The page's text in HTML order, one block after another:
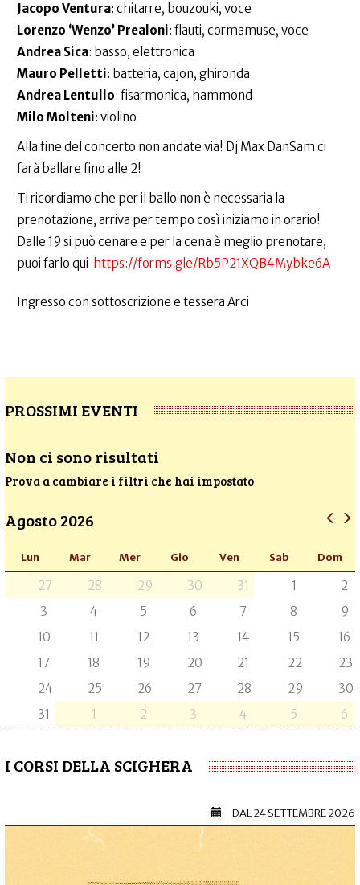
Jacopo Ventura: chitarre, bouzouki, voce
Lorenzo ‘Wenzo’ Prealoni: flauti, cormamuse, voce
Andrea Sica: basso, elettronica
Mauro Pelletti: batteria, cajon, ghironda
Andrea Lentullo: fisarmonica, hammond
Milo Molteni: violino
Alla fine del concerto non andate via! Dj Max DanSam ci
farà ballare fino alle 2!
Ti ricordiamo che per il ballo non è necessaria la
prenotazione, arriva per tempo così iniziamo in orario!
Dalle 19 si può cenare e per la cena è meglio prenotare,
puoi farlo qui https://forms.gle/Rb5P21XQB4Mybke6A
Ingresso con sottoscrizione e tessera Arci
PROSSIMI EVENTI
Non ci sono risultati
Prova a cambiare i filtri che hai impostato
Agosto 2026
Lun Mar Mer Gio Ven Sab Dom
27 28 29 30 31 1
2
3
4 5 6 7 8
9
10
11 12 13 14 15
16
17
18 19 20 21 22
23
24
25 26 27 28 29
30
31
1 2 3 4 5 6
I CORSI DELLA SCIGHERA
DAL24 SETTEMBRE 2026